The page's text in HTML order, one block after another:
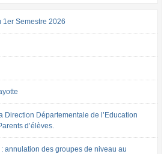
1er Semestre 2026
Direction Départementale de l’Education
d’élèves.
: annulation des groupes de niveau au